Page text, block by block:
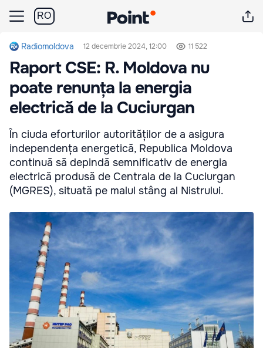
RO
Radiomoldova 12 decembrie 2024, 12:00 11 522
Raport CSE: R. Moldova nu
poate renunța la energia
electrică de la Cuciurgan
În ciuda eforturilor autorităților de a asigura
independența energetică, Republica Moldova
continuă să depindă semnificativ de energia
electrică produsă de Centrala de la Cuciurgan
(MGRES), situată pe malul stâng al Nistrului.